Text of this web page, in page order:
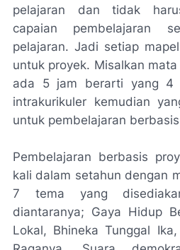
pelajaran dan tidak
capaian pembelajaran
pelajaran. Jadi setiap
untuk proyek. Misalkan
ada 5 jam berarti yang 4
intrakurikuler kemudian
untuk pembelajaran
Pembelajaran berbasis
kali dalam setahun dengan
7 tema yang
diantaranya; Gaya Hidup
Lokal, Bhineka Tunggal